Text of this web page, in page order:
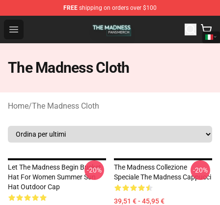
FREE shipping on orders over $100
Open menu
The Madness Shop - Official The Madness Merchandise
The Madness Cloth
Home/The Madness Cloth
Let The Madness Begin Bucket
Hat For Women Summer Sun
Hat Outdoor Cap
-20%
The Madness Collezione
Speciale The Madness Cappucci
39,51 € - 45,95 €
-20%